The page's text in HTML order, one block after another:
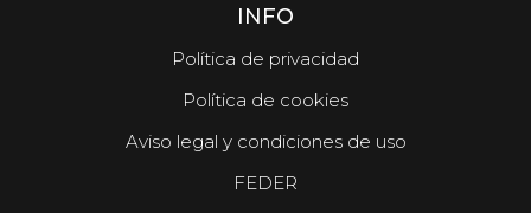
INFO
Política de privacidad
Política de cookies
Aviso legal y condiciones de uso
FEDER